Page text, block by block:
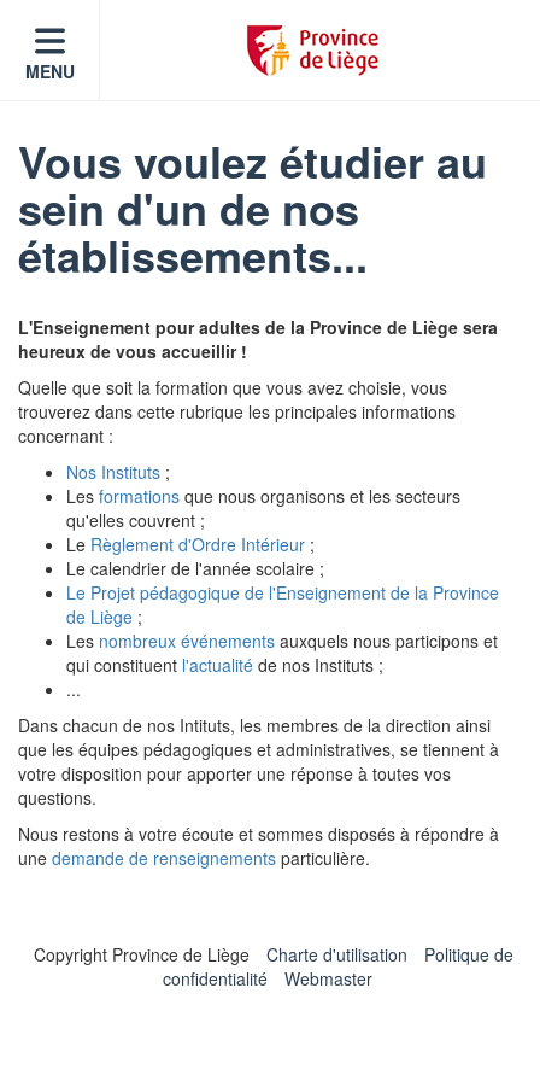
MENU
Vous voulez étudier au
sein d'un de nos
établissements...
L'Enseignement pour adultes de la Province de Liège sera
heureux de vous accueillir !
Quelle que soit la formation que vous avez choisie, vous
trouverez dans cette rubrique les principales informations
concernant :
Nos Instituts ;
Les formations que nous organisons et les secteurs
qu'elles couvrent ;
Le Règlement d'Ordre Intérieur ;
Le calendrier de l'année scolaire ;
Le Projet pédagogique de l'Enseignement de la Province
de Liège ;
Les nombreux événements auxquels nous participons et
qui constituent l'actualité de nos Instituts ;
...
Dans chacun de nos Intituts, les membres de la direction ainsi
que les équipes pédagogiques et administratives, se tiennent à
votre disposition pour apporter une réponse à toutes vos
questions.
Nous restons à votre écoute et sommes disposés à répondre à
une demande de renseignements particulière.
Copyright Province de Liège Charte d'utilisation
Politique de
confidentialité
Webmaster